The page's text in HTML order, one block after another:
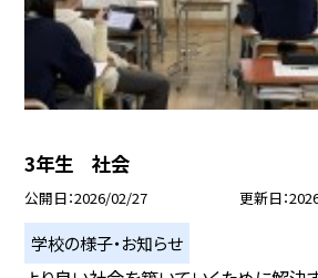
3年生 社会
公開日 2026/02/27 更新日
学校の様子・お知らせ